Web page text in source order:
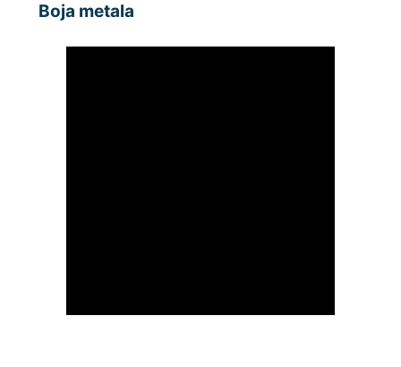
Boja metala